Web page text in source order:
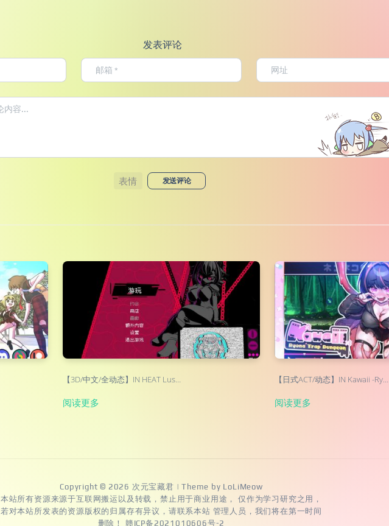
发表评论
表情 发送评论
【3D/中文/全动态】IN HEAT Lus…
阅读更多
【日式ACT/动态】IN Kawaii -Ry…
阅读更多
Copyright © 2026 次元宝藏君 | Theme by LoLiMeow
本站所有资源来源于互联网搬运以及转载，禁止用于商业用途， 仅作为学习研究之用，
若对本站所发表的资源版权的归属存有异议，请联系本站 管理人员，我们将在第一时间
删除！ 赣ICP备2021010606号-2